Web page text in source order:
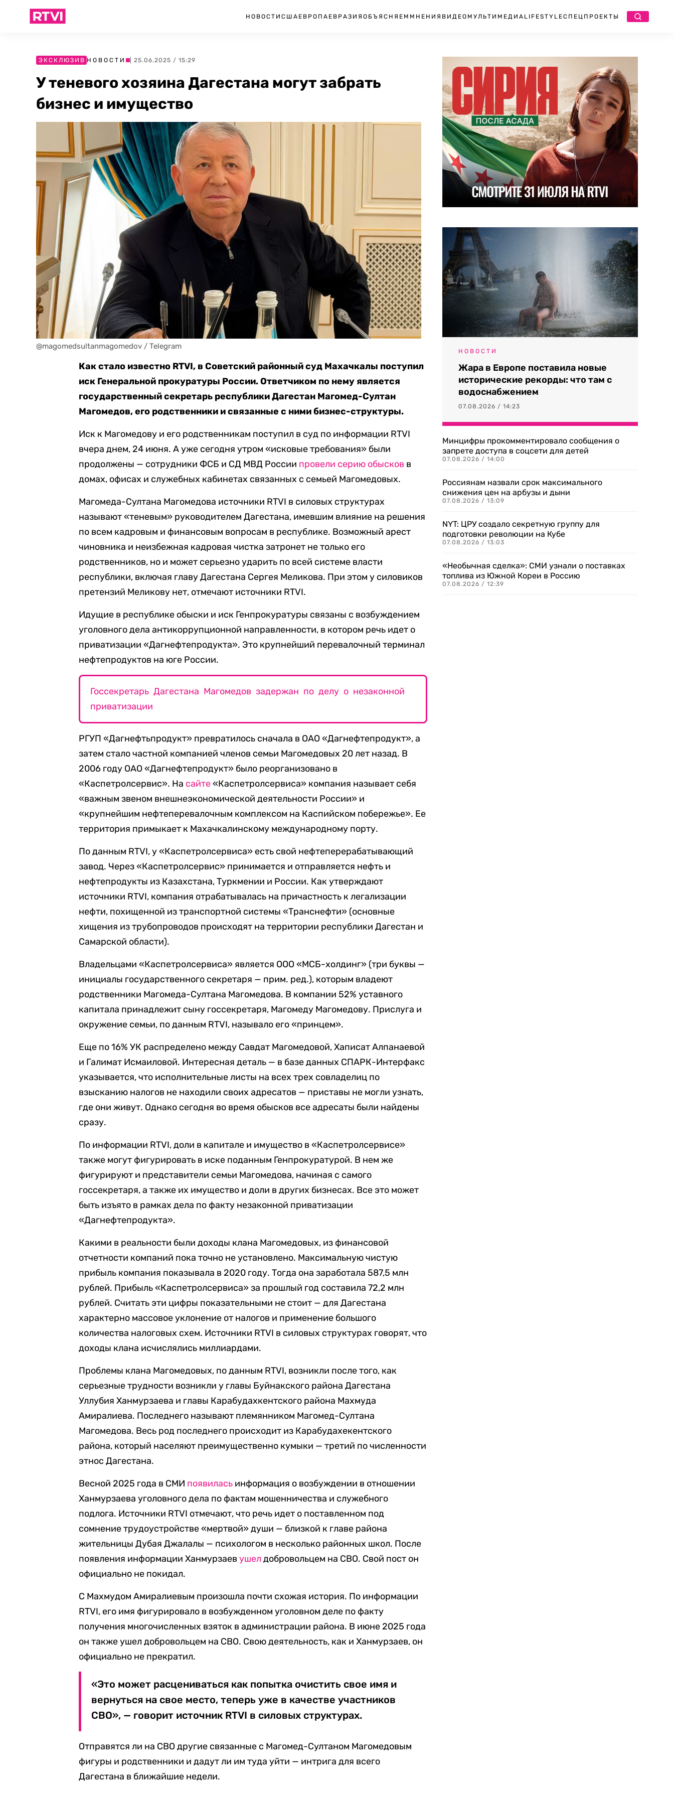
НОВОСТИ США ЕВРОПА ЕВРАЗИЯ ОБЪЯСНЯЕМ МНЕНИЯ ВИДЕО МУЛЬТИМЕДИА LIFESTYLEСПЕЦПРОЕКТЫ
ЭКСКЛЮЗИВ НОВОСТИ | 25.06.2025 / 15:29
У теневого хозяина Дагестана могут забрать
бизнес и имущество
@magomedsultanmagomedov / Telegram
Как стало известно RTVI, в Советский районный суд Махачкалы поступил
иск Генеральной прокуратуры России. Ответчиком по нему является
государственный секретарь республики Дагестан Магомед-Султан
Магомедов, его родственники и связанные с ними бизнес-структуры.
Иск к Магомедову и его родственникам поступил в суд по информации RTVI
вчера днем, 24 июня. А уже сегодня утром «исковые требования» были
продолжены — сотрудники ФСБ и СД МВД России провели серию обысков в
домах, офисах и служебных кабинетах связанных с семьей Магомедовых.
Магомеда-Султана Магомедова источники RTVI в силовых структурах
называют «теневым» руководителем Дагестана, имевшим влияние на решения
по всем кадровым и финансовым вопросам в республике. Возможный арест
чиновника и неизбежная кадровая чистка затронет не только его
родственников, но и может серьезно ударить по всей системе власти
республики, включая главу Дагестана Сергея Меликова. При этом у силовиков
претензий Меликову нет, отмечают источники RTVI.
Идущие в республике обыски и иск Генпрокуратуры связаны с возбуждением
уголовного дела антикоррупционной направленности, в котором речь идет о
приватизации «Дагнефтепродукта». Это крупнейший перевалочный терминал
нефтепродуктов на юге России.
Госсекретарь Дагестана Магомедов задержан по делу о незаконной
приватизации
РГУП «Дагнефтьпродукт» превратилось сначала в ОАО «Дагнефтепродукт», а
затем стало частной компанией членов семьи Магомедовых 20 лет назад. В
2006 году ОАО «Дагнефтепродукт» было реорганизовано в
«Каспетролсервис». На сайте«Каспетролсервиса» компания называет себя
«важным звеном внешнеэкономической деятельности России» и
«крупнейшим нефтеперевалочным комплексом на Каспийском побережье». Ее
территория примыкает к Махачкалинскому международному порту.
По данным RTVI, у «Каспетролсервиса» есть свой нефтеперерабатывающий
завод. Через «Каспетролсервис» принимается и отправляется нефть и
нефтепродукты из Казахстана, Туркмении и России. Как утверждают
источники RTVI, компания отрабатывалась на причастность к легализации
нефти, похищенной из транспортной системы «Транснефти» (основные
хищения из трубопроводов происходят на территории республики Дагестан и
Самарской области).
Владельцами «Каспетролсервиса» является ООО «МСБ-холдинг» (три буквы —
инициалы государственного секретаря — прим. ред.), которым владеют
родственники Магомеда-Султана Магомедова. В компании 52% уставного
капитала принадлежит сыну госсекретаря, Магомеду Магомедову. Прислуга и
окружение семьи, по данным RTVI, называло его «принцем».
Еще по 16% УК распределено между Савдат Магомедовой, Хаписат Алпанаевой
и Галимат Исмаиловой. Интересная деталь — в базе данных СПАРК-Интерфакс
указывается, что исполнительные листы на всех трех совладелиц по
взысканию налогов не находили своих адресатов — приставы не могли узнать,
где они живут. Однако сегодня во время обысков все адресаты были найдены
сразу.
По информации RTVI, доли в капитале и имущество в «Каспетролсервисе»
также могут фигурировать в иске поданным Генпрокуратурой. В нем же
фигурируют и представители семьи Магомедова, начиная с самого
госсекретаря, а также их имущество и доли в других бизнесах. Все это может
быть изъято в рамках дела по факту незаконной приватизации
«Дагнефтепродукта».
Какими в реальности были доходы клана Магомедовых, из финансовой
отчетности компаний пока точно не установлено. Максимальную чистую
прибыль компания показывала в 2020 году. Тогда она заработала 587,5 млн
рублей. Прибыль «Каспетролсервиса» за прошлый год составила 72,2 млн
рублей. Считать эти цифры показательными не стоит — для Дагестана
характерно массовое уклонение от налогов и применение большого
количества налоговых схем. Источники RTVI в силовых структурах говорят, что
доходы клана исчислялись миллиардами.
Проблемы клана Магомедовых, по данным RTVI, возникли после того, как
серьезные трудности возникли у главы Буйнакского района Дагестана
Уллубия Ханмурзаева и главы Карабудахкентского района Махмуда
Амиралиева. Последнего называют племянником Магомед-Султана
Магомедова. Весь род последнего происходит из Карабудахекентского
района, который населяют преимущественно кумыки — третий по численности
этнос Дагестана.
Весной 2025 года в СМИ появилась информация о возбуждении в отношении
Ханмурзаева уголовного дела по фактам мошенничества и служебного
подлога. Источники RTVI отмечают, что речь идет о поставленном под
сомнение трудоустройстве «мертвой» души — близкой к главе района
жительницы Дубая Джалалы — психологом в несколько районных школ. После
появления информации Ханмурзаевушел добровольцем на СВО. Свой пост он
официально не покидал.
С Махмудом Амиралиевым произошла почти схожая история. По информации
RTVI, его имя фигурировало в возбужденном уголовном деле по факту
получения многочисленных взяток в администрации района. В июне 2025 года
он также ушел добровольцем на СВО. Свою деятельность, как и Ханмурзаев, он
официально не прекратил.
«Это может расцениваться как попытка очистить свое имя и
вернуться на свое место, теперь уже в качестве участников
СВО», — говорит источник RTVI в силовых структурах.
Отправятся ли на СВО другие связанные с Магомед-Султаном Магомедовым
фигуры и родственники и дадут ли им туда уйти — интрига для всего
Дагестана в ближайшие недели.
НОВОСТИ
Жара в Европе поставила новые
исторические рекорды: что там с
водоснабжением
07.08.2026 / 14:23
Минцифры прокомментировало сообщения о
запрете доступа в соцсети для детей
07.08.2026 / 14:00
Россиянам назвали срок максимального
снижения цен на арбузы и дыни
07.08.2026 / 13:09
NYT: ЦРУ создало секретную группу для
подготовки революции на Кубе
07.08.2026 / 13:03
«Необычная сделка»: СМИ узнали о поставках
топлива из Южной Кореи в Россию
07.08.2026 / 12:39